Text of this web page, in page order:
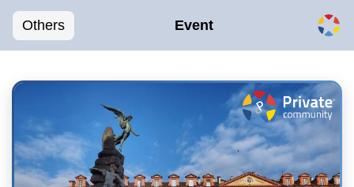
Others Event